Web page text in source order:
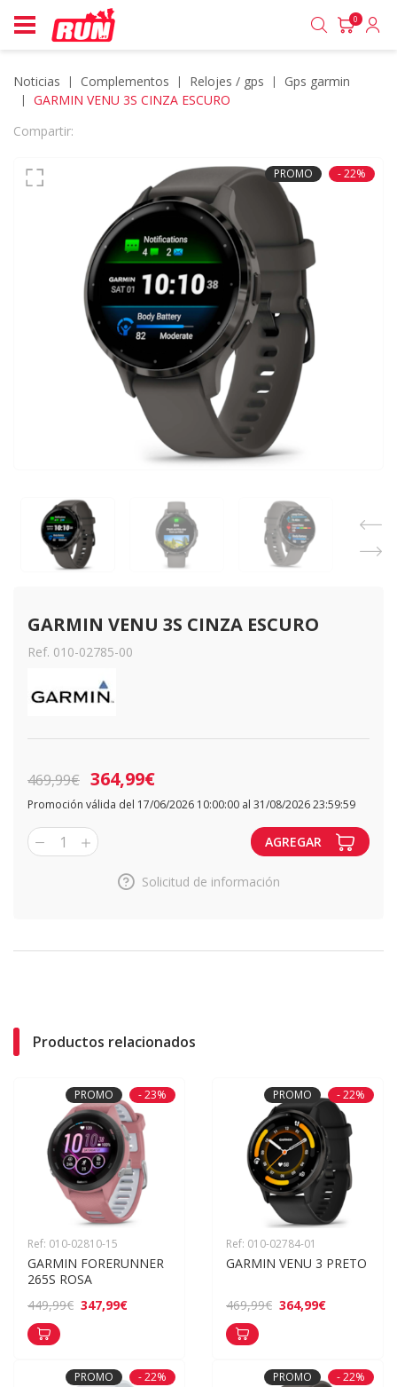
0
Noticias complementos relojes / gps
gps garmin
GARMIN VENU 3S CINZA ESCURO
Compartir:
PROMO - 22%
GARMIN VENU 3S CINZA ESCURO
Ref. 010-02785-00
469,99€ 364,99€
Promoción válida del 17/06/2026 10:00:00 al 31/08/2026 23:59:59
1 AGREGAR
Solicitud de información
Productos relacionados
PROMO - 23%
Ref: 010-02810-15
GARMIN FORERUNNER
265S ROSA
449,99€ 347,99€
PROMO - 22%
Ref: 010-02784-01
GARMIN VENU 3 PRETO
469,99€ 364,99€
PROMO - 22% PROMO - 22%